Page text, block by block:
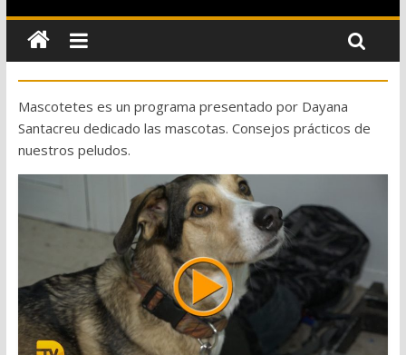
Mascotetes es un programa presentado por Dayana
Santacreu dedicado las mascotas. Consejos prácticos de
nuestros peludos.